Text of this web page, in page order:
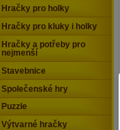
Hračky pro holky
Hračky pro kluky i holky
Hračky a potřeby pro
nejmenší
Stavebnice
Společenské hry
Puzzle
Výtvarné hračky